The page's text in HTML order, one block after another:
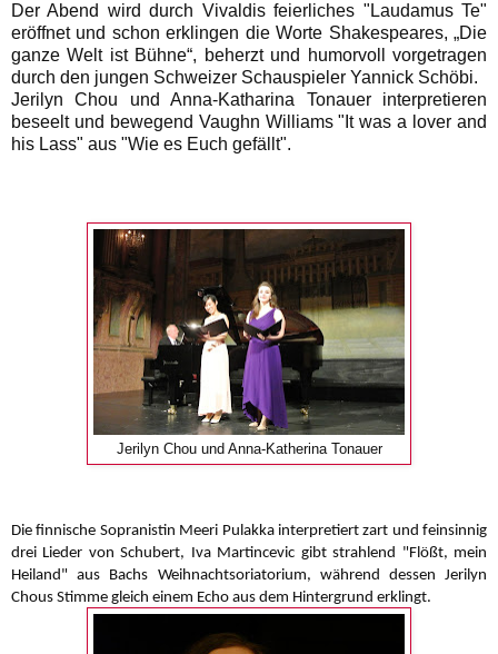
Der Abend wird durch Vivaldis feierliches "Laudamus Te"
eröffnet und schon erklingen die Worte Shakespeares, „Die
ganze Welt ist Bühne“, beherzt und humorvoll vorgetragen
durch den jungen Schweizer Schauspieler Yannick Schöbi.
Jerilyn Chou und Anna-Katharina Tonauer interpretieren
beseelt und bewegend Vaughn Williams "It was a lover and
his Lass" aus "Wie es Euch gefällt".
Jerilyn Chou und Anna-Katherina Tonauer
Die finnische Sopranistin Meeri Pulakka interpretiert zart und feinsinnig
drei Lieder von Schubert, Iva Martincevic gibt strahlend "Flößt, mein
Heiland" aus Bachs Weihnachtsoriatorium, während dessen Jerilyn
Chous Stimme gleich einem Echo aus dem Hintergrund erklingt.